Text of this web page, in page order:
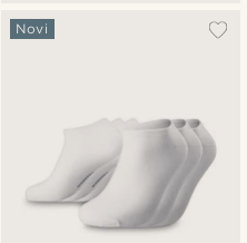
Novi